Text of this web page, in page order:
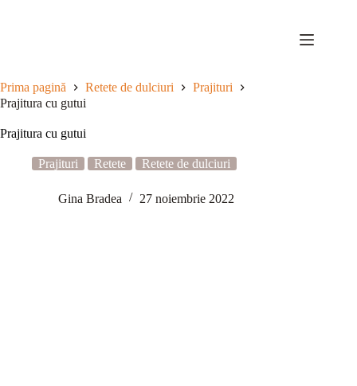
Prima pagină Retete de dulciuri
Prajituri
Prajitura cu gutui
Prajitura cu gutui
Prajituri Retete Retete de dulciuri
Gina Bradea 27 noiembrie 2022